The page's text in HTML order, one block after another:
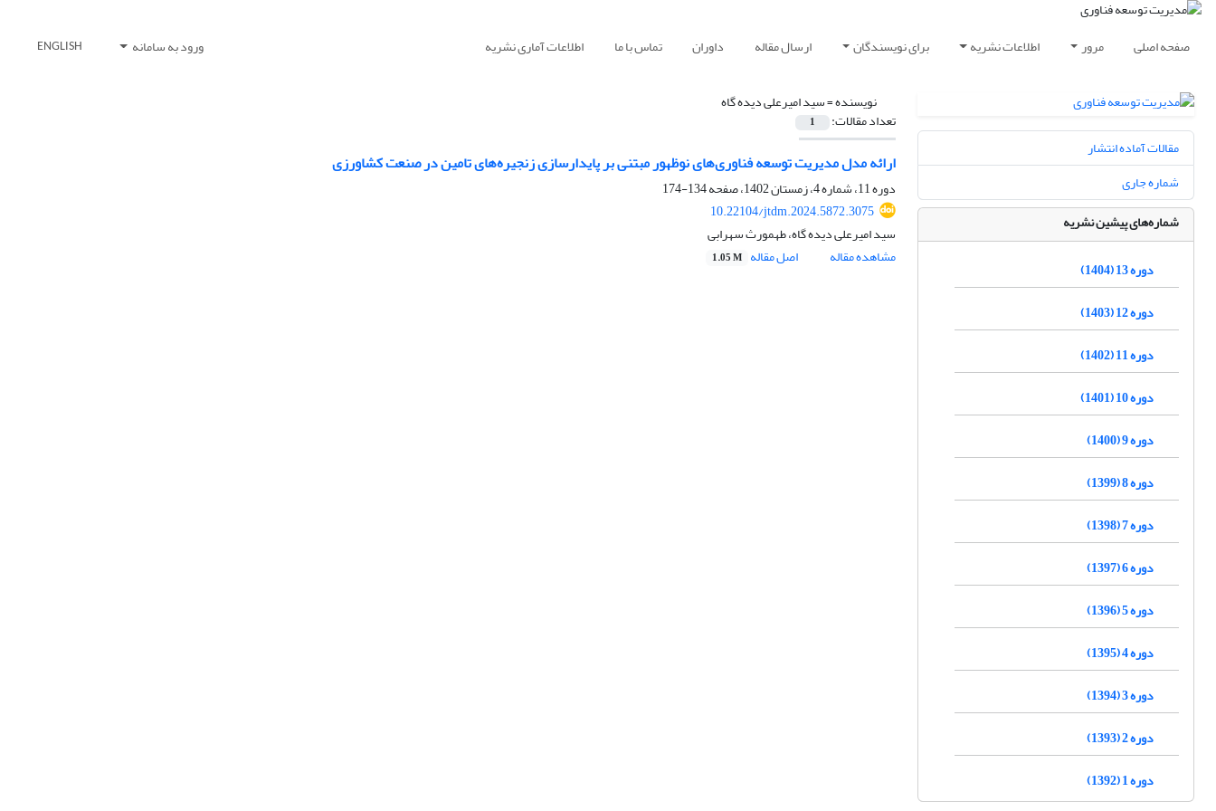
صفحه اصلی مرور اطلاعات نشریه برای نویسندگان ارسال مقاله داوران تماس با ما اطلاعات آماری نشریه ورود به سامانه ENGLISH
نویسنده =سید امیرعلی دیده گاه
تعداد مقالات: 1
ارائه مدل مدیریت توسعه فناوری‌های نوظهور مبتنی بر پایدارسازی زنجیره‌های تامین در صنعت کشاورزی
دوره 11، شماره 4، زمستان 1402، صفحه
134-174
10.22104/jtdm.2024.5872.3075
سید امیرعلی دیده گاه، طهمورث سهرابی
مشاهده مقاله
اصل مقاله 1.05 M
مقالات آماده انتشار
شماره جاری
شماره‌های پیشین نشریه
دوره 13 (1404)
دوره 12 (1403)
دوره 11 (1402)
دوره 10 (1401)
دوره 9 (1400)
دوره 8 (1399)
دوره 7 (1398)
دوره 6 (1397)
دوره 5 (1396)
دوره 4 (1395)
دوره 3 (1394)
دوره 2 (1393)
دوره 1 (1392)